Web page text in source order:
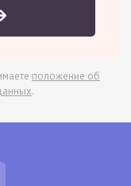
положение об
.